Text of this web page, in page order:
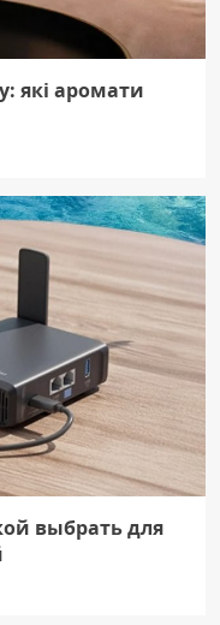
які аромати
выбрать для